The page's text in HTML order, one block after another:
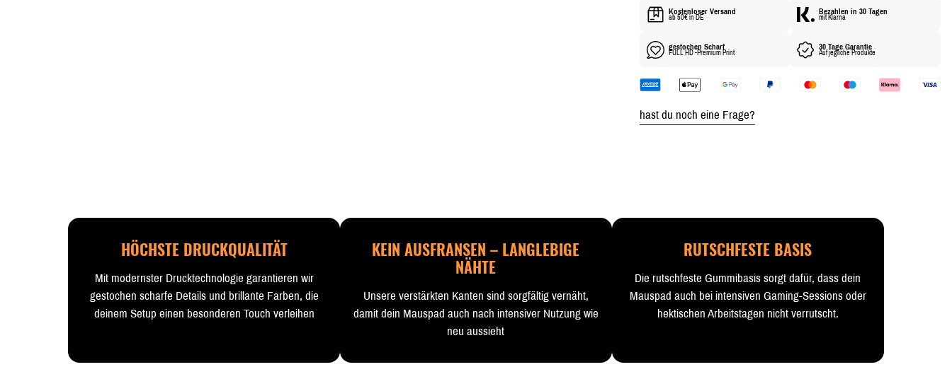
Kostenloser Versand
ab 50€ in DE
Bezahlen in 30 Tagen
mit Klarna
gestochen Scharf
FULL HD -Premium Print
30 Tage Garantie
Auf jegliche Produkte
hast du noch eine Frage?
HÖCHSTE DRUCKQUALITÄT
Mit modernster Drucktechnologie garantieren wir
gestochen scharfe Details und brillante Farben, die
deinem Setup einen besonderen Touch verleihen
KEIN AUSFRANSEN – LANGLEBIGE
NÄHTE
Unsere verstärkten Kanten sind sorgfältig vernäht,
damit dein Mauspad auch nach intensiver Nutzung wie
neu aussieht
RUTSCHFESTE BASIS
Die rutschfeste Gummibasis sorgt dafür, dass dein
Mauspad auch bei intensiven Gaming-Sessions oder
hektischen Arbeitstagen nicht verrutscht.